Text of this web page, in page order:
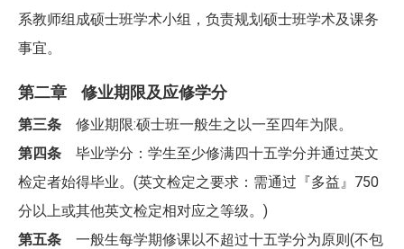
系教师组成硕士班学术小组，负责规划硕士班学术及课务
事宜。
第二章 修业期限及应修学分
第三条 修业期限:硕士班一般生之以一至四年为限。
第四条 毕业学分：学生至少修满四十五学分并通过英文
检定者始得毕业。(英文检定之要求：需通过『多益』750
分以上或其他英文检定相对应之等级。)
第五条 一般生每学期修课以不超过十五学分为原则(不包